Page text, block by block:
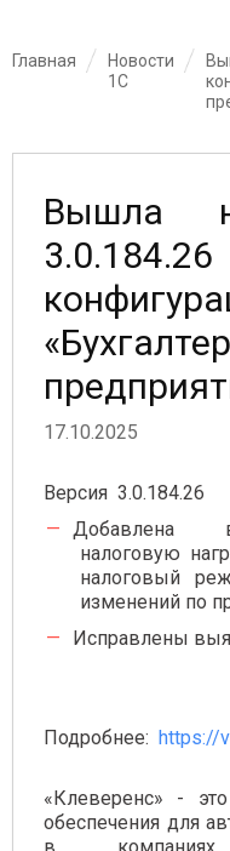
Главная
Новости
1С
Вышла
17.10.2025
Версия 3.0.184.26
Добавлена
налоговую
налоговый
изменений по
Исправлены
Подробнее: https://
«Клеверенс» -
обеспечения для